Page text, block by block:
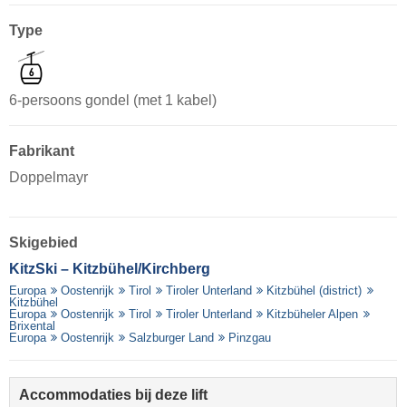
Type
6-persoons gondel (met 1 kabel)
Fabrikant
Doppelmayr
Skigebied
KitzSki – Kitzbühel/​Kirchberg
Europa Oostenrijk Tirol Tiroler Unterland
Kitzbühel (district)
Kitzbühel
Europa
Oostenrijk Tirol Tiroler Unterland
Kitzbüheler Alpen
Brixental
Europa
Oostenrijk Salzburger Land Pinzgau
Accommodaties bij deze lift